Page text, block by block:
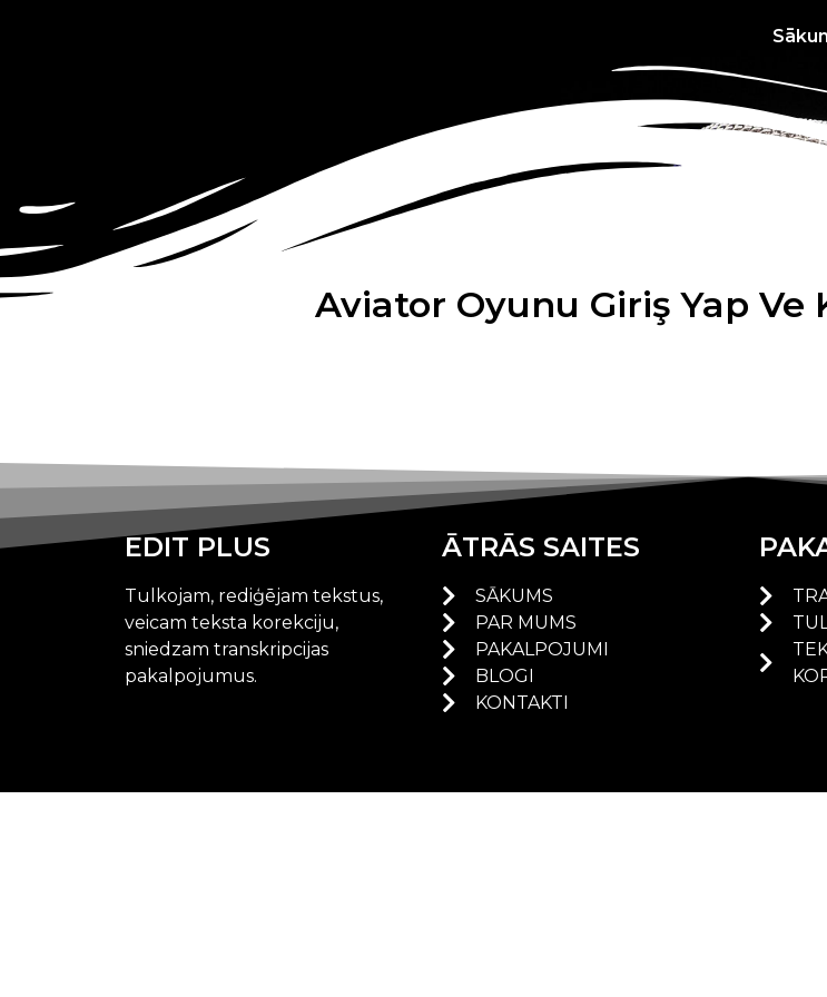
Aviator Oyunu Giriş Yap Ve
EDIT PLUS
Tulkojam, rediģējam tekstus,
veicam teksta korekciju,
sniedzam transkripcijas
pakalpojumus.
ĀTRĀS SAITES
SĀKUMS
PAR MUMS
PAKALPOJUMI
BLOGI
KONTAKTI